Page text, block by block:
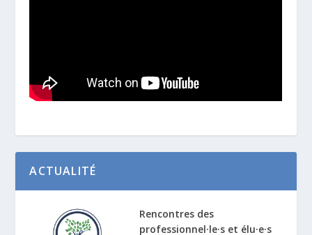
ACTUALITÉ
Rencontres des
professionnel·le·s et élu·e·s